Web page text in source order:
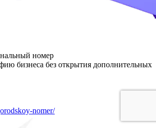
номер
бизнеса без открытия дополнительных
nomer/